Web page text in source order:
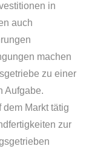
in
auch
machen
zu einer
Aufgabe.
Markt tätig
zur